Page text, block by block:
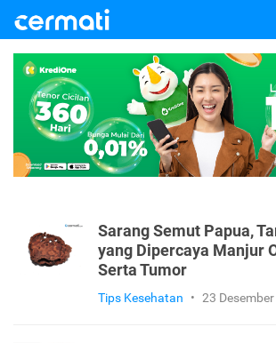
Sarang Semut Papua,
yang Dipercaya Manjur
Serta Tumor
Tips Kesehatan • 23